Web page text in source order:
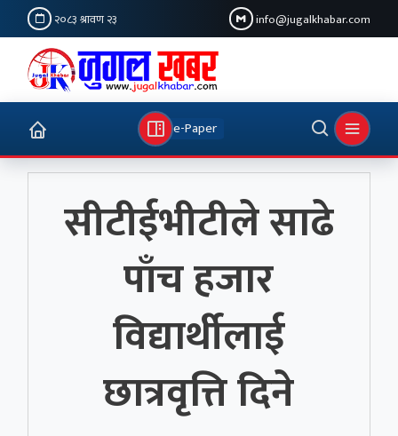
२०८३ श्रावण २३ info@jugalkhabar.com
e-Paper
सीटीईभीटीले साढे
पाँच हजार
विद्यार्थीलाई
छात्रवृत्ति दिने